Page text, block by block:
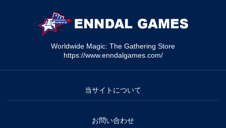
Worldwide Magic: The Gathering Store
https://www.enndalgames.com/
当サイトについて
お問い合わせ